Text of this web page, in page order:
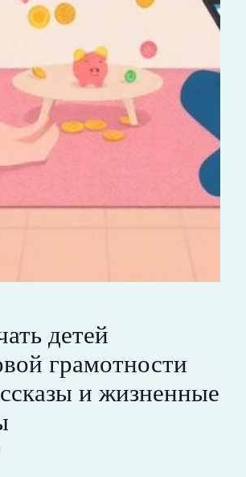
детей
грамотности
и жизненные